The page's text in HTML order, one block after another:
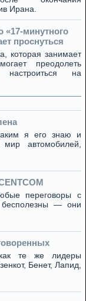
Ирана.
«17-минутного
проснуться
которая занимает
преодолеть
на
я его знаю и
автомобилей,
переговоры с
— они
те же лидеры
Бенет, Лапид,